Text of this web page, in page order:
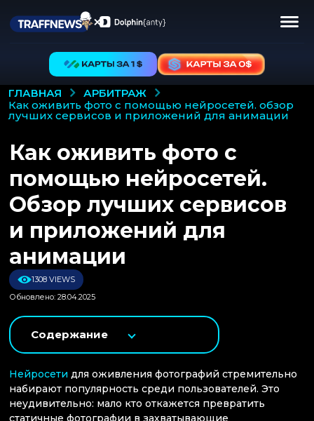
ГЛАВНАЯ
АРБИТРАЖ
как оживить фото с помощью нейросетей. обзор
лучших сервисов и приложений для анимации
Как оживить фото с
помощью нейросетей.
Обзор лучших сервисов
и приложений для
анимации
1308 VIEWS
Обновлено: 28.04.2025
Содержание
Нейросети для оживления фотографий стремительно
набирают популярность среди пользователей. Это
неудивительно: мало кто откажется превратить
статичные фотографии в захватывающие